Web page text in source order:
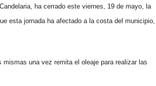
ha cerrado este viernes, 19 de mayo, la
esta jornada ha afectado a la costa del municipio,
una vez remita el oleaje para realizar las